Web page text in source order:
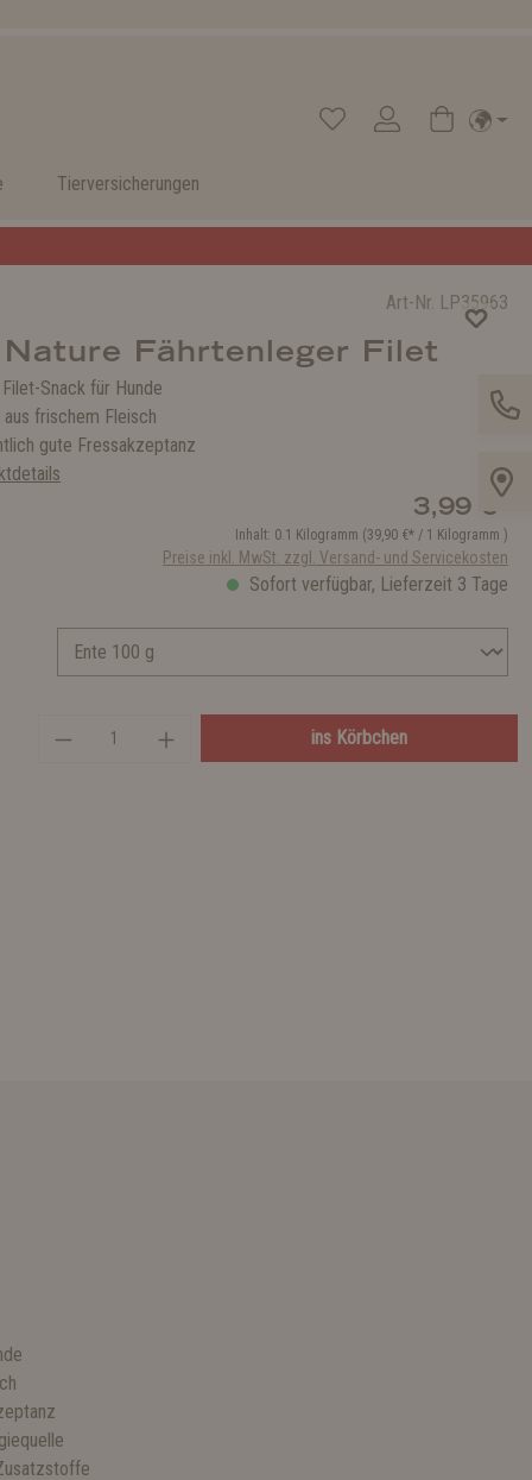
Tierversicherungen
Art-Nr. LP35963
Fährtenleger Filet
Snack für Hunde
frischem Fleisch
gute Fressakzeptanz
3,99 €*
Inhalt: 0.1 Kilogramm (39,90 €* / 1 Kilogramm )
Preise inkl. MwSt. zzgl. Versand- und Servicekosten
Sofort verfügbar, Lieferzeit 3 Tage
ins Körbchen